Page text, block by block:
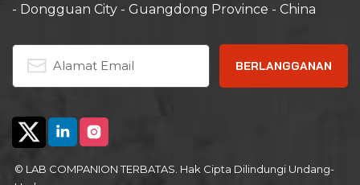
- Dongguan City - Guangdong Province - China
© LAB COMPANION TERBATAS. Hak Cipta Dilindungi Undang-